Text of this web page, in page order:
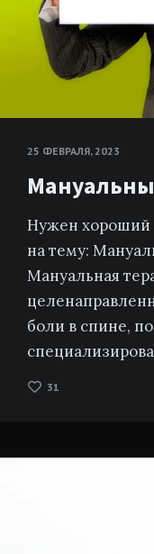
25 ФЕВРАЛЯ, 2023
Нужен хороший
на тему:
Мануальная
боли в спине,
31